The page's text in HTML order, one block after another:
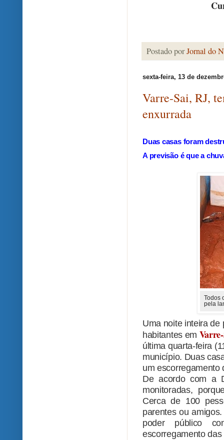
Postado porJornal do
sexta-feira, 13 de
Varre-Sai, RJ,
enxurrada
Duas casas foram
A previsão é que a
Todos
pela
Uma noite inteira de
habitantes em
última quarta-feira
município. Duas
um escorregamento
De acordo com a
monitoradas,
Cerca de 100
parentes ou
poder público
escorregamento